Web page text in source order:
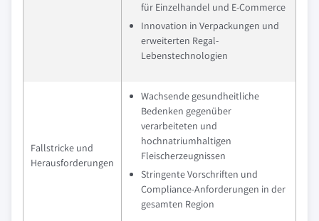
für Einzelhandel und E-Commerce
Innovation in Verpackungen und
erweiterten Regal-
Lebenstechnologien
Fallstricke und
Herausforderungen
Wachsende gesundheitliche
Bedenken gegenüber
verarbeiteten und
hochnatriumhaltigen
Fleischerzeugnissen
Stringente Vorschriften und
Compliance-Anforderungen in der
gesamten Region